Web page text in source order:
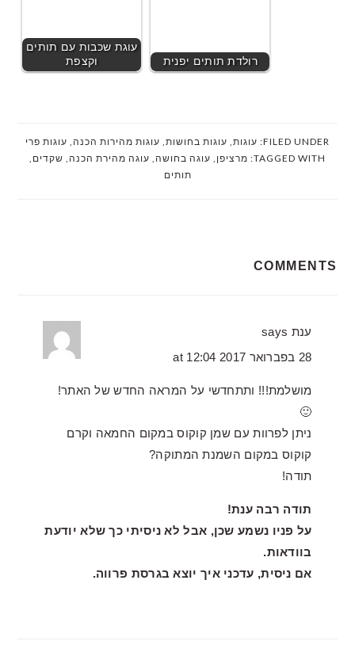
עוגת שכבות עם תותים
וקצפת
רולדת תותים יפנית
FILED UNDER: עוגות, עוגות בחושות, עוגות מהירות הכנה, עוגות פרי
TAGGED WITH: מרציפן , עוגה בחושה, עוגה מהירת הכנה, שקדים ,
תותים
INTERACTIONS
COMMENTS
ענת says
28 בפברואר 2017 at 12:04
מושלמת!!! ותתחדשי על המראה החדש של האתר!
🙂
ניתן לפרוות עם שמן קוקוס במקום החמאה וקרם
קוקוס במקום השמנת המתוקה?
תודה!
תודה רבה ענת!
על פניו נשמע שכן, אבל לא ניסיתי כך שלא יודעת
בוודאות.
אם ניסית, עדכני איך יוצא בגרסת פרווה.